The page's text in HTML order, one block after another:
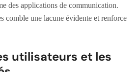
des applications de communication.
comble une lacune évidente et renforce
utilisateurs et les